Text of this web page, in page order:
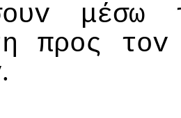
μέσω
πρoς
τov
.